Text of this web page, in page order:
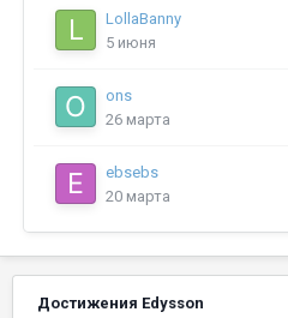
LollaBanny
5 июня
ons
26 марта
ebsebs
20 марта
Достижения Edysson